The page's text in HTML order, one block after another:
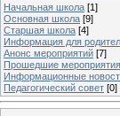
Начальная школа [1]
Основная школа [9]
Старшая школа [4]
Информация для
Анонс мероприятий [7]
Прошедшие мероприятия
Информационные
Педагогический совет [0]